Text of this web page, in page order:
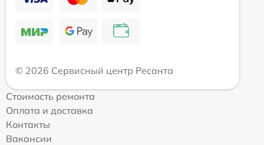
© 2026 Сервисный центр Ресанта
Стоимость ремонта
Оплата и доставка
Контакты
Вакансии